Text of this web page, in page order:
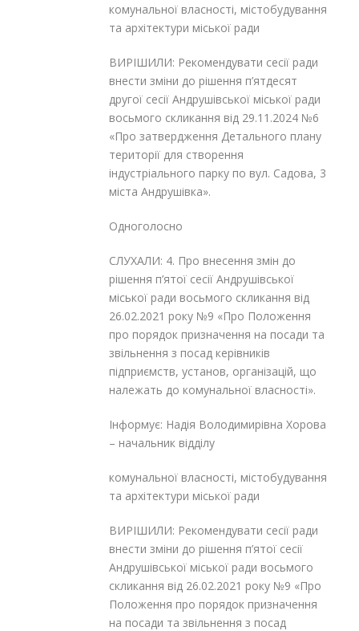
комунальної власності, містобудування
та архітектури міської ради
ВИРІШИЛИ: Рекомендувати сесії ради
внести зміни до рішення п’ятдесят
другої сесії Андрушівської міської ради
восьмого скликання від 29.11.2024 №6
«Про затвердження Детального плану
території для створення
індустріального парку по вул. Садова, 3
міста Андрушівка».
Одноголосно
СЛУХАЛИ: 4. Про внесення змін до
рішення п’ятої сесії Андрушівської
міської ради восьмого скликання від
26.02.2021 року №9 «Про Положення
про порядок призначення на посади та
звільнення з посад керівників
підприємств, установ, організацій, що
належать до комунальної власності».
Інформує: Надія Володимирівна Хорова
– начальник відділу
комунальної власності, містобудування
та архітектури міської ради
ВИРІШИЛИ: Рекомендувати сесії ради
внести зміни до рішення п’ятої сесії
Андрушівської міської ради восьмого
скликання від 26.02.2021 року №9 «Про
Положення про порядок призначення
на посади та звільнення з посад